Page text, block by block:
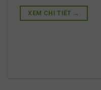
XEM CHI TIẾT →